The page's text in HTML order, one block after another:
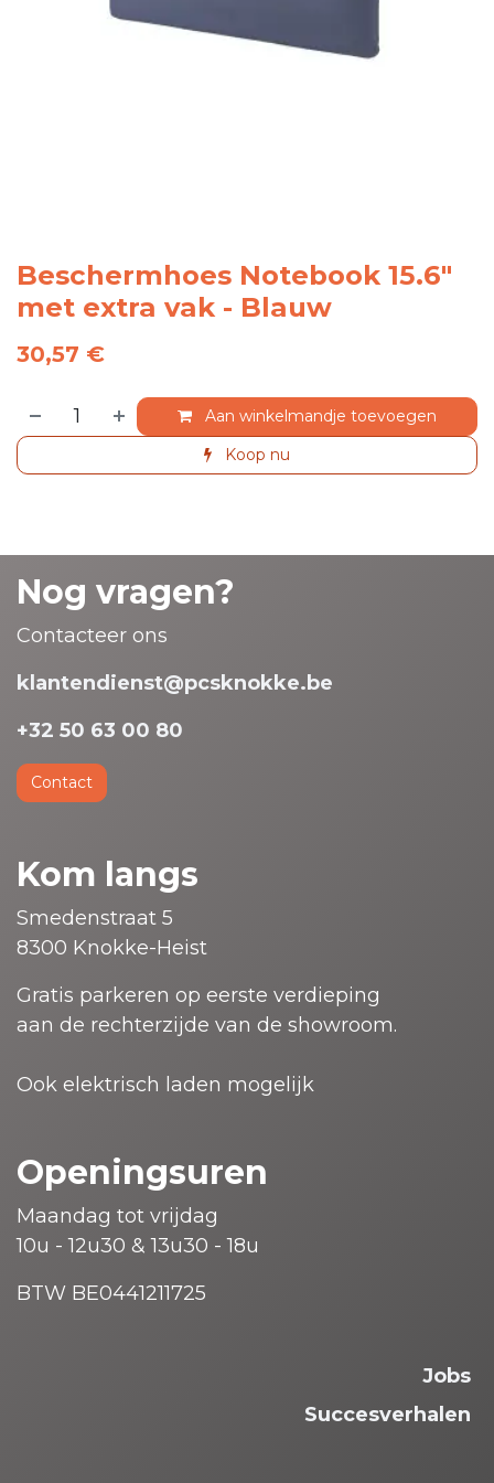
Beschermhoes Notebook 15.6"
met extra vak - Blauw
30,57 €
Aan winkelmandje toevoegen
Koop nu
Nog vragen?
Contacteer ons
klantendienst@pcsknokke.be
+32 50 63 00 80
Contact
Kom langs
Smedenstraat 5
8300 Knokke-Heist
Gratis parkeren op eerste verdieping
aan de rechterzijde van de showroom.
Ook elektrisch laden mogelijk
Openingsuren
Maandag tot vrijdag
10u - 12u30 & 13u30 - 18u
BTW BE0441211725
Jobs
Succesverhalen